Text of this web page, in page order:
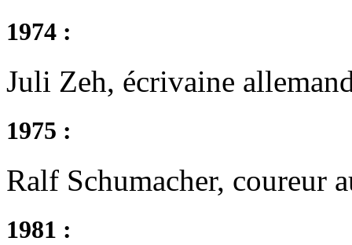
1974 :
Juli Zeh, écrivaine
1975 :
Ralf Schumacher, coureur
1981 :